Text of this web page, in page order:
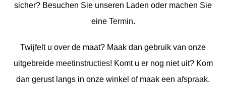
sicher? Besuchen Sie unseren Laden oder machen Sie
eine Termin.
Twijfelt u over de maat? Maak dan gebruik van onze
uitgebreide meetinstructies! Komt u er nog niet uit? Kom
dan gerust langs in onze winkel of maak een afspraak.